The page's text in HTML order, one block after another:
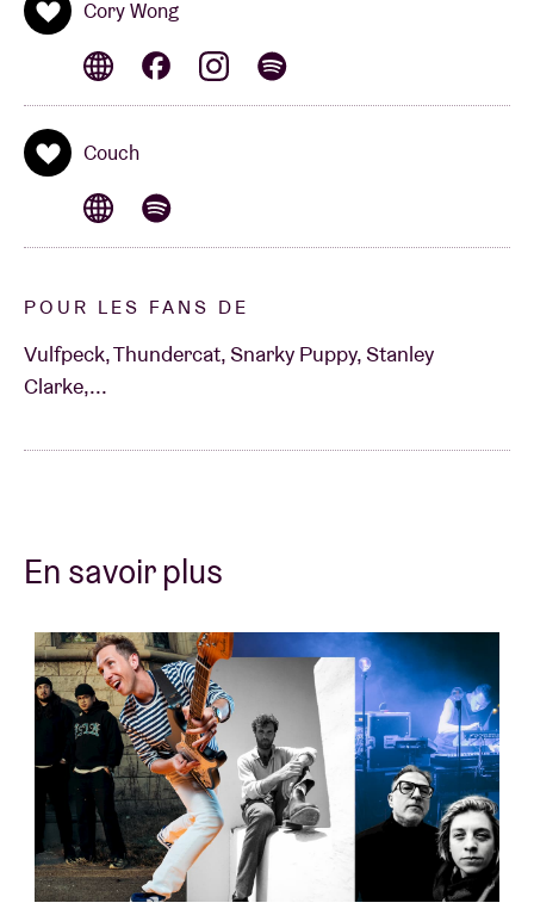
Cory Wong
Couch
POUR LES FANS DE
Vulfpeck, Thundercat, Snarky Puppy, Stanley
Clarke,...
En savoir plus